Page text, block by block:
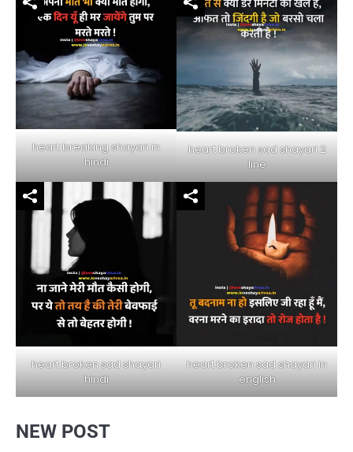
heart breaking shayari in
hindi
heart broken sad shayari 2
line
heart broken sad shayari
hindi
heart broken sad shayari in
english
NEW POST